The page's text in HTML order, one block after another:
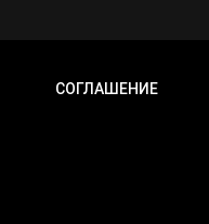
СОГЛАШЕНИЕ